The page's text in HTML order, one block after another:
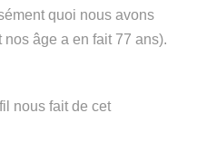
quoi nous avons
âge a en fait 77 ans).
nous fait de cet